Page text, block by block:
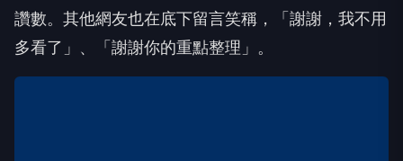
讚數。其他網友也在底下留言笑稱，「謝謝，我不用
多看了」、「謝謝你的重點整理」。